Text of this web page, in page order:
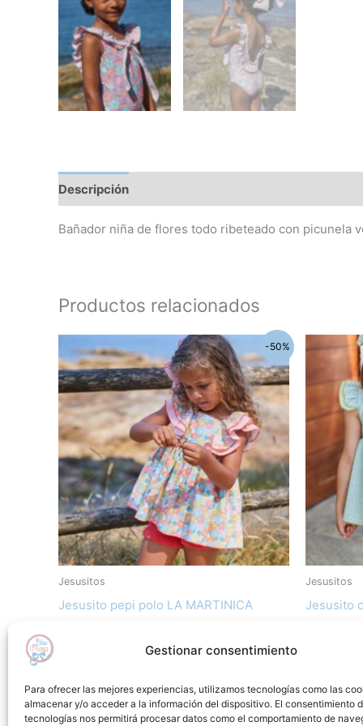
Gestionar consentimiento
Para ofrecer las mejores experiencias, utilizamos tecnologías como las
almacenar y/o acceder a la información del dispositivo. El consentimiento
tecnologías nos permitirá procesar datos como el comportamiento de
Descripción
Bañador niña de flores todo ribeteado con picunela
Productos relacionados
-50%
Jesusitos
Jesusito pepi polo LA MARTINICA
precio
original
era:
81,10€.
precio
actual
es:
40,55€.
Este
producto
tiene
múltiples
variantes.
Las
opciones
se
pueden
elegir
en
página
producto
Añadir a lista de deseos
Jesusitos
Jesusito
era: